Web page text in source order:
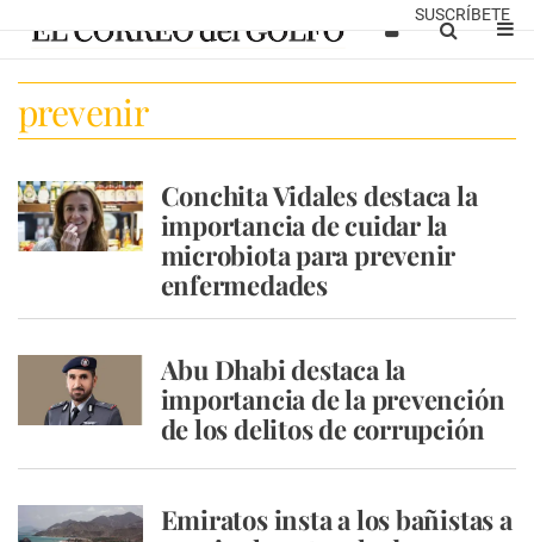
SUSCRÍBETE
prevenir
Conchita Vidales destaca la
importancia de cuidar la
microbiota para prevenir
enfermedades
Abu Dhabi destaca la
importancia de la prevención
de los delitos de corrupción
Emiratos insta a los bañistas a